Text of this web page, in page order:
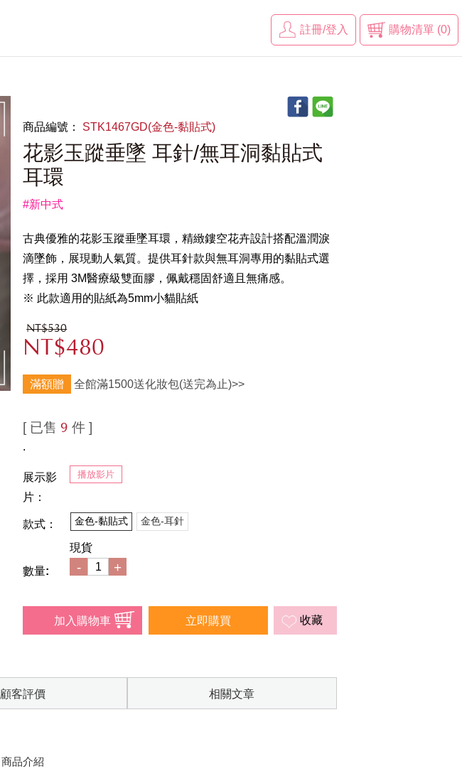
購物清單 (0)
註冊/登入
商品編號： STK1467GD(金色-黏貼式)
花影玉蹤垂墜 耳針/無耳洞黏貼式
耳環
#新中式
古典優雅的花影玉蹤垂墜耳環，精緻鏤空花卉設計搭配溫潤淚
滴墜飾，展現動人氣質。提供耳針款與無耳洞專用的黏貼式選
擇，採用 3M醫療級雙面膠，佩戴穩固舒適且無痛感。
※ 此款適用的貼紙為5mm小貓貼紙
NT$530
NT$480
滿額贈 全館滿1500送化妝包(送完為止)>>
[ 已售9 件 ]
.
展示影
片：
播放影片
款式： 金色-黏貼式 金色-耳針
現貨
數量:
- +
收藏
顧客評價 相關文章
商品介紹